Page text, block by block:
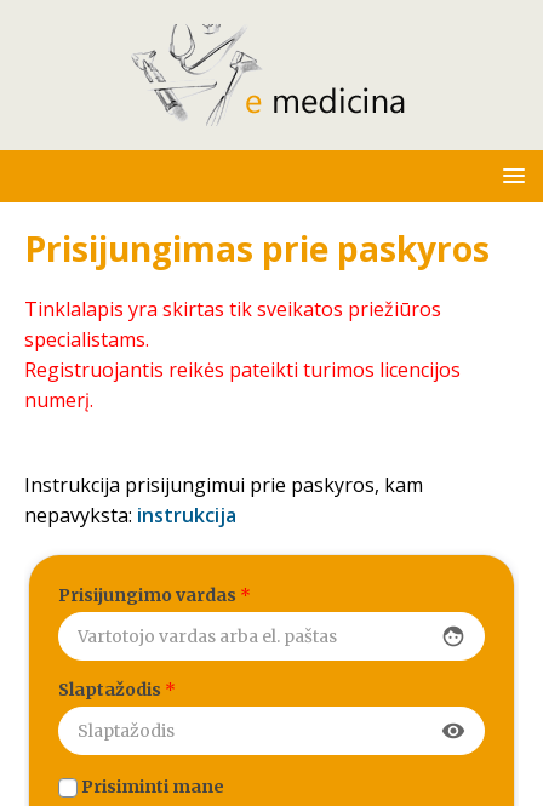
Prisijungimas prie paskyros
Tinklalapis yra skirtas tik sveikatos priežiūros
specialistams.
Registruojantis reikės pateikti turimos licencijos
numerį.
Instrukcija prisijungimui prie paskyros, kam
nepavyksta: instrukcija
Prisijungimo vardas *
face
Slaptažodis *
visibility
Prisiminti mane